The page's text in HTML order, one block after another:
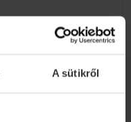
A sütikről